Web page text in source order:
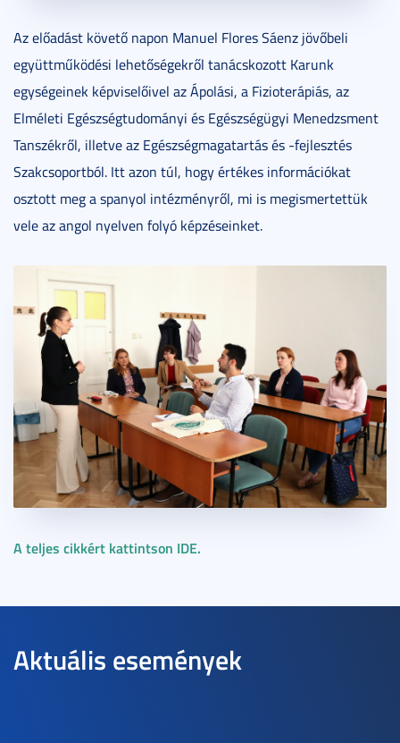
Az előadást követő napon Manuel Flores Sáenz jövőbeli
együttműködési lehetőségekről tanácskozott Karunk
egységeinek képviselőivel az Ápolási, a Fizioterápiás, az
Elméleti Egészségtudományi és Egészségügyi Menedzsment
Tanszékről, illetve az Egészségmagatartás és -fejlesztés
Szakcsoportból. Itt azon túl, hogy értékes információkat
osztott meg a spanyol intézményről, mi is megismertettük
vele az angol nyelven folyó képzéseinket.
A teljes cikkért kattintson IDE.
Aktuális események